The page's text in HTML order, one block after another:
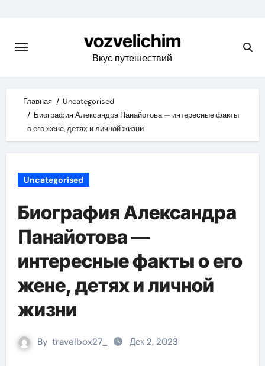
content
vozvelichim
Вкус путешествий
Главная
Uncategorised
Биография Александра Панайотова — интересные факты
о его жене, детях и личной жизни
Uncategorised
Биография Александра
Панайотова —
интересные факты о его
жене, детях и личной
жизни
By travelbox27_ Дек 2, 2023